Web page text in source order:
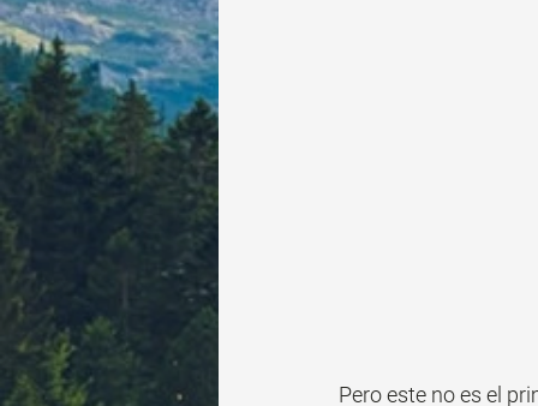
Pero este no es el